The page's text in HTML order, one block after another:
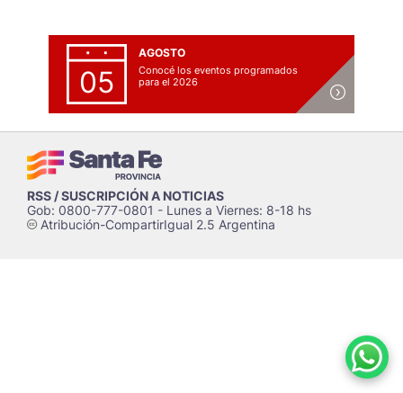
05
AGOSTO
Conocé los eventos programados
para el 2026
RSS / SUSCRIPCIÓN A NOTICIAS
Gob: 0800-777-0801 - Lunes a Viernes: 8-18 hs
cAtribución-CompartirIgual 2.5 Argentina